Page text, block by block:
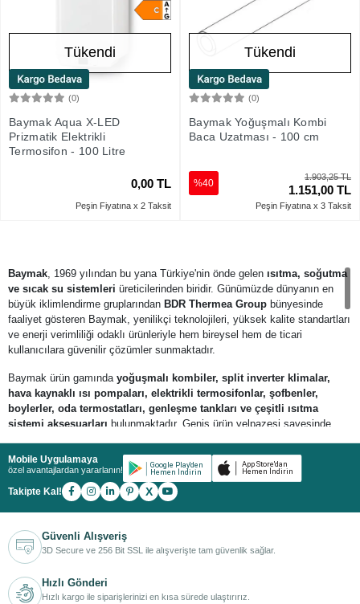
Tükendi
(0)
Baymak Aqua X-LED
Prizmatik Elektrikli
Termosifon - 100 Litre
0,00 TL
Peşin Fiyatına x 2 Taksit
Tükendi
(0)
Baymak Yoğuşmalı Kombi
Baca Uzatması - 100 cm
1.903,25 TL
1.151,00 TL
%40
Peşin Fiyatına x 3 Taksit
Baymak, 1969 yılından bu yana Türkiye'nin önde gelen ısıtma, soğutma
ve sıcak su sistemleri üreticilerinden biridir. Günümüzde dünyanın en
büyük iklimlendirme gruplarından BDR Thermea Group bünyesinde
faaliyet gösteren Baymak, yenilikçi teknolojileri, yüksek kalite standartları
ve enerji verimliliği odaklı ürünleriyle hem bireysel hem de ticari
kullanıcılara güvenilir çözümler sunmaktadır.
Baymak ürün gamında yoğuşmalı kombiler, split inverter klimalar,
hava kaynaklı ısı pompaları, elektrikli termosifonlar, şofbenler,
boylerler, oda termostatları, genleşme tankları ve çeşitli ısıtma
sistemi aksesuarları bulunmaktadır. Geniş ürün yelpazesi sayesinde
ömürlü iklimlendirme çözümleri sunmaktadır.
Baymak ürünleri;yüksek enerji verimliliği, düşük yakıt tüketimi,
sessiz çalışma, çevre dostu teknolojiler ve akıllı kontrol sistemleri
kullanıcı konforunu en üst seviyeye taşımaktadır. Yoğuşmalı kombileri
doğalgaz tüketimini azaltırken yüksek ısıtma performansı sunar; inverter
klimaları ise dört mevsim güçlü soğutma ve ısıtma sağlayarak yaşam
alanlarında ideal iklim koşullarını oluşturur. Isı pompaları ve sıcak su
sistemleri ise sürdürülebilir enerji çözümleriyle işletme maliyetlerini
düşürmeye yardımcı olur.
Mobile Uygulamaya
özel avantajlardan yararlanın!
Takipte Kal! X
Güvenli Alışveriş
3D Secure ve 256 Bit SSL ile alışverişte tam güvenlik sağlar.
Hızlı Gönderi
Hızlı kargo ile siparişlerinizi en kısa sürede ulaştırırız.